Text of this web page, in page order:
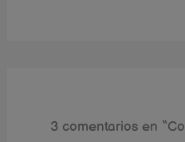
3 comentarios en